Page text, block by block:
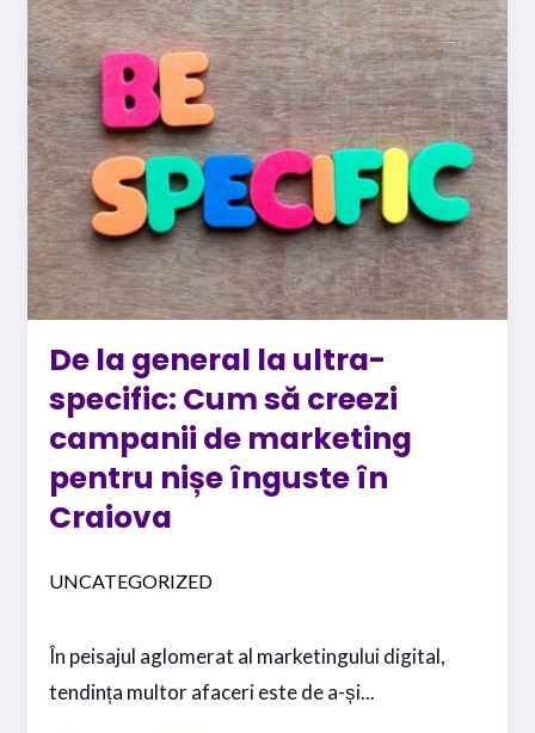
De la general la ultra-
specific: Cum să creezi
campanii de marketing
pentru nișe înguste în
Craiova
UNCATEGORIZED
În peisajul aglomerat al marketingului digital,
tendința multor afaceri este de a-și...